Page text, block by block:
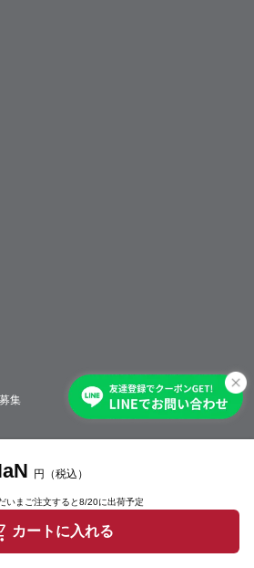
円 （税込）
いまご注文すると8/20に出荷予定
カートに入れる
集
商取引法について
© JUST CURTAIN